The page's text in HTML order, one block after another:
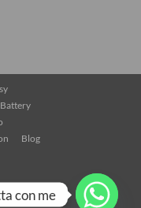
Blog
con me